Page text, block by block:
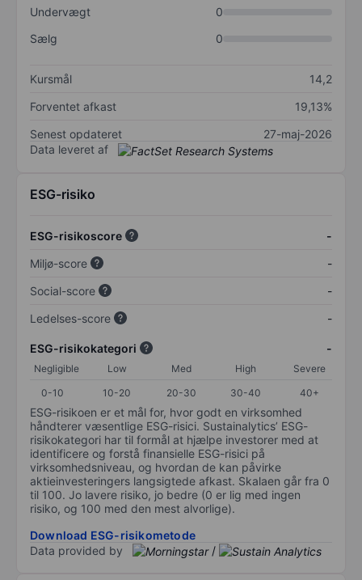
Undervægt
0
Sælg
0
Kursmål
14,2
Forventet afkast
19,13%
Senest opdateret
27-maj-2026
Data leveret af
ESG-risiko
ESG-risikoscore
-
Miljø-score
-
Social-score
-
Ledelses-score
-
ESG-risikokategori -
Negligible Low Med High
Severe
0-10
10-20 20-30 30-40 40+
ESG-risikoen er et mål for, hvor godt en virksomhed
håndterer væsentlige ESG-risici. Sustainalytics’ ESG-
risikokategori har til formål at hjælpe investorer med at
identificere og forstå finansielle ESG-risici på
virksomhedsniveau, og hvordan de kan påvirke
aktieinvesteringers langsigtede afkast. Skalaen går fra 0
til 100. Jo lavere risiko, jo bedre (0 er lig med ingen
risiko, og 100 med den mest alvorlige).
Download ESG-risikometode
Data provided by
/